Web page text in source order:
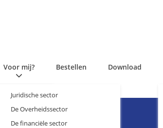
Voor mij?​​
Juridische sector
De Overheidssector
De financiële sector
Bestellen Download